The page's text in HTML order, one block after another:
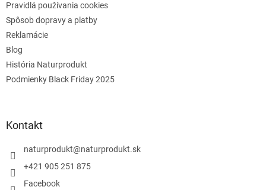
Pravidlá používania cookies
Spôsob dopravy a platby
Reklamácie
Blog
História Naturprodukt
Podmienky Black Friday 2025
Kontakt
naturprodukt@naturprodukt.sk
+421 905 251 875
Facebook